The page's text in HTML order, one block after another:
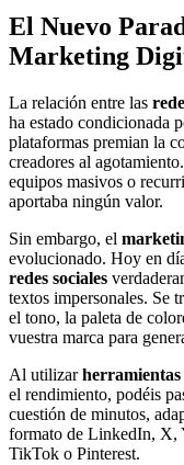
El Nuevo
Marketing
La relación entre las
ha estado condicionada
plataformas premian la
creadores al
equipos masivos o
aportaba ningún valor.
Sin embargo, el
evolucionado. Hoy en
redes sociales
textos impersonales. Se
el tono, la paleta de
vuestra marca para
Al utilizarherramientas
el rendimiento, podéis
cuestión de minutos,
formato de LinkedIn, X,
TikTok o Pinterest.